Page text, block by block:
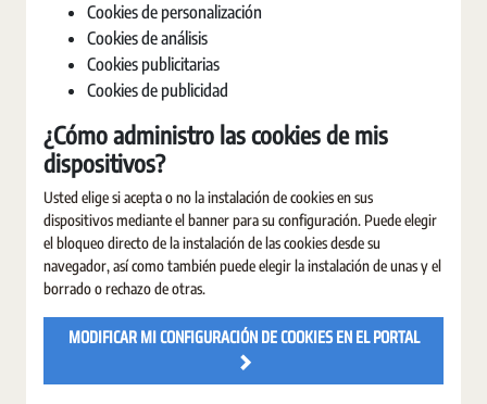
Cookies de personalización
Cookies de análisis
Cookies publicitarias
Cookies de publicidad
¿Cómo administro las cookies de mis
dispositivos?
Usted elige si acepta o no la instalación de cookies en sus
dispositivos mediante el banner para su configuración. Puede elegir
el bloqueo directo de la instalación de las cookies desde su
navegador, así como también puede elegir la instalación de unas y el
borrado o rechazo de otras.
MODIFICAR MI CONFIGURACIÓN DE COOKIES EN EL PORTAL